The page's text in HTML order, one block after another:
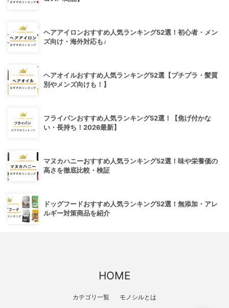
ヘアアイロンおすすめ人気ランキング52選！初心者・メン
ズ向け・海外対応も♪
ヘアオイルおすすめ人気ランキング52選【プチプラ・髪質
別やメンズ向けも！】
フライパンおすすめ人気ランキング52選！【焦げ付かな
い・長持ち！2026最新】
マヌカハニーおすすめ人気ランキング52選！味や栄養価の
高さを徹底比較・検証
ドッグフードおすすめ人気ランキング52選！無添加・アレ
ルギー対策商品を紹介
HOME
カテゴリ一覧 モノシルとは